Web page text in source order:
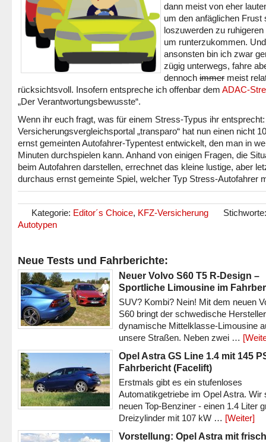
dann meist von eher
um den anfäglichen Frust
loszuwerden zu
um runterzukommen. Und
ansonsten bin ich zwar
zügig unterwegs, fahre
dennoch immer meist
rücksichtsvoll. Insofern entspreche ich offenbar dem ADAC-
„Der Verantwortungsbewusste“.
Wenn ihr euch fragt, was für einem Stress-Typus ihr
Versicherungsvergleichsportal „transparo“ hat nun einen nicht
ernst gemeinten Autofahrer-Typentest entwickelt, den man in
Minuten durchspielen kann. Anhand von einigen Fragen, die
beim Autofahren darstellen, errechnet das kleine lustige, aber
durchaus ernst gemeinte Spiel, welcher Typ Stress-Autofahrer
Kategorie: Editor´s Choice, KFZ-Versicherung
Stichworte:
Autotypen
Neue Tests und Fahrberichte:
Neuer Volvo S60 T5 R-Design –
Sportliche Limousine im
SUV? Kombi? Nein! Mit dem neuen
S60 bringt der schwedische
dynamische Mittelklasse-Limousine
unsere Straßen. Neben zwei …
Opel Astra GS Line 1.4 mit 145
Fahrbericht (Facelift)
Erstmals gibt es ein stufenloses
Automatikgetriebe im Opel Astra. Wir
neuen Top-Benziner - einen 1.4 Liter
Dreizylinder mit 107 kW … [Weiter]
Vorstellung: Opel Astra mit